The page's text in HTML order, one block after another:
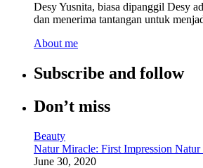
Desy Yusnita, biasa dipanggil Desy
dan menerima tantangan untuk
About me
Subscribe and follow
Don’t miss
Beauty
Natur Miracle: First Impression
June 30, 2020